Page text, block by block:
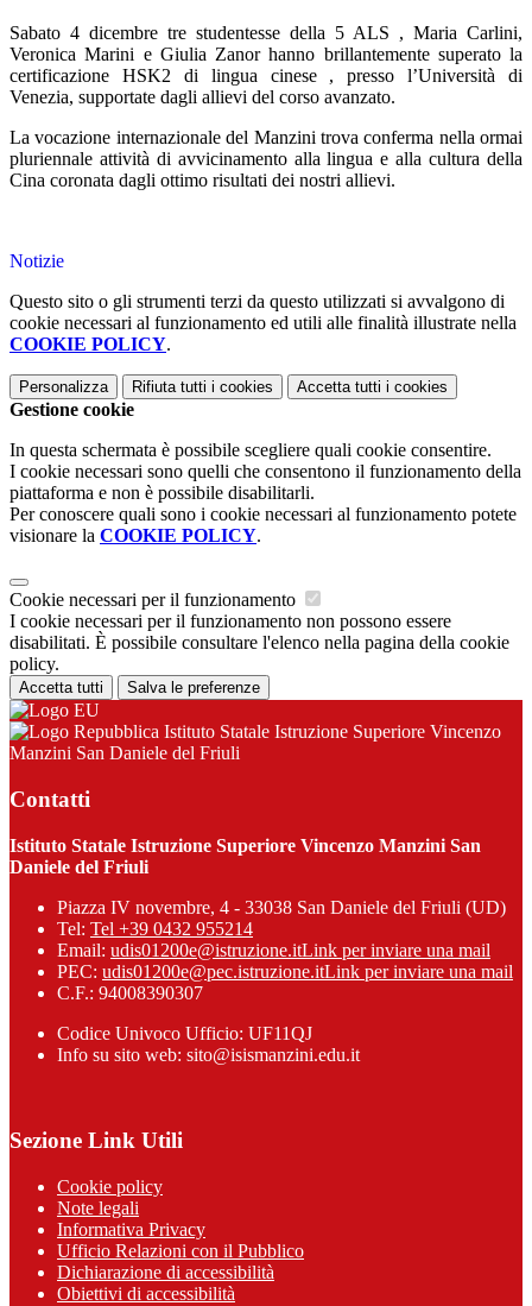
Sabato 4 dicembre tre studentesse della 5 ALS , Maria Carlini,
Veronica Marini e Giulia Zanor hanno brillantemente superato la
certificazione HSK2 di lingua cinese , presso l’Università di
Venezia, supportate dagli allievi del corso avanzato.
La vocazione internazionale del Manzini trova conferma nella ormai
pluriennale attività di avvicinamento alla lingua e alla cultura della
Cina coronata dagli ottimo risultati dei nostri allievi.
Notizie
Questo sito o gli strumenti terzi da questo utilizzati si avvalgono di
cookie necessari al funzionamento ed utili alle finalità illustrate nella
COOKIE POLICY.
Personalizza Rifiuta tutti i cookies Accetta tutti i cookies
Gestione cookie
In questa schermata è possibile scegliere quali cookie consentire.
I cookie necessari sono quelli che consentono il funzionamento della
piattaforma e non è possibile disabilitarli.
Per conoscere quali sono i cookie necessari al funzionamento potete
visionare la COOKIE POLICY.
Cookie necessari per il funzionamento
I cookie necessari per il funzionamento non possono essere
disabilitati. È possibile consultare l'elenco nella pagina della cookie
policy.
Accetta tutti Salva le preferenze
Istituto Statale Istruzione Superiore Vincenzo
Manzini San Daniele del Friuli
Contatti
Istituto Statale Istruzione Superiore Vincenzo Manzini San
Daniele del Friuli
Piazza IV novembre, 4 - 33038 San Daniele del Friuli (UD)
Tel: Tel +39 0432 955214
Email: udis01200e@istruzione.itLink per inviare una mail
PEC: udis01200e@pec.istruzione.itLink per inviare una mail
C.F.: 94008390307
Codice Univoco Ufficio: UF11QJ
Info su sito web: sito@isismanzini.edu.it
Sezione Link Utili
Cookie policy
Note legali
Informativa Privacy
Ufficio Relazioni con il Pubblico
Dichiarazione di accessibilità
Obiettivi di accessibilità